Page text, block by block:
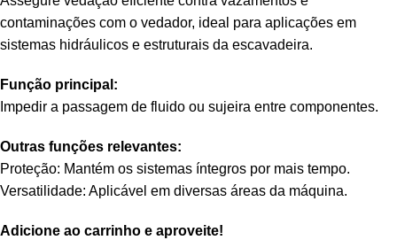
contaminações com o vedador, ideal para aplicações em
sistemas hidráulicos e estruturais da escavadeira.
Função principal:
Impedir a passagem de fluido ou sujeira entre componentes.
Outras funções relevantes:
Proteção: Mantém os sistemas íntegros por mais tempo.
Versatilidade: Aplicável em diversas áreas da máquina.
Adicione ao carrinho e aproveite!